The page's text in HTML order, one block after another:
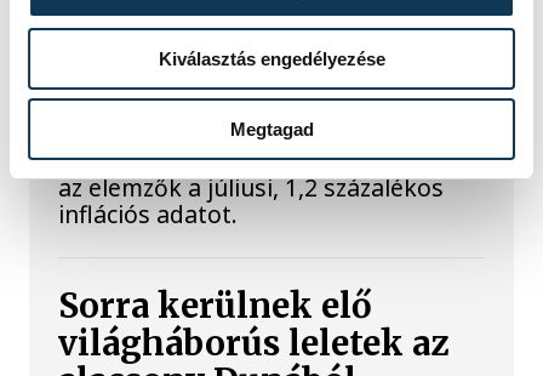
Kiválasztás engedélyezése
Megtagad
Meglepték az elemzőket
a júliusi inflációs adatok
Hatalmas meglepetésként értékelték
az elemzők a júliusi, 1,2 százalékos
inflációs adatot.
Sorra kerülnek elő
világháborús leletek az